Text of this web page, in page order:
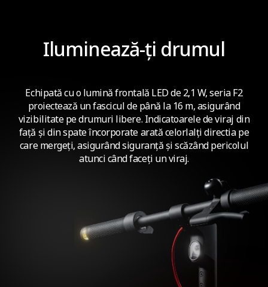
Iluminează-ți drumul
Echipată cu o lumină frontală LED de 2,1 W, seria F2
proiectează un fascicul de până la 16 m, asigurând
vizibilitate pe drumuri libere. Indicatoarele de viraj din
față și din spate încorporate arată celorlalți directia pe
care mergeți, asigurând siguranță și scăzând pericolul
atunci când faceți un viraj.